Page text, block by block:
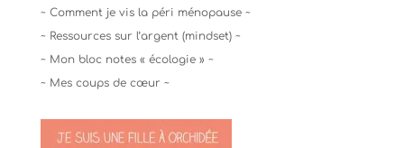
~ Comment je vis la péri ménopause ~
~ Ressources sur l’argent (mindset) ~
~ Mon bloc notes « écologie » ~
~ Mes coups de cœur ~